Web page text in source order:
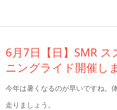
6月7日【日】SMR ス
ニングライド開催し
今年は暑くなるのが早いですね。
走りましょう。